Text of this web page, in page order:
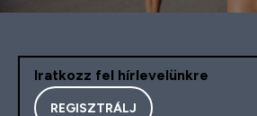
Iratkozz fel hírlevelünkre
REGISZTRÁLJ